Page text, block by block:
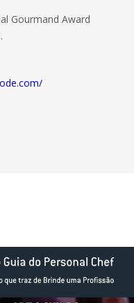
Gourmand Award